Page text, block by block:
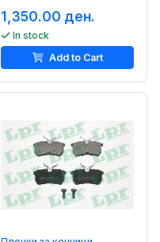
1,350.00 ден.
In stock
Add to Cart